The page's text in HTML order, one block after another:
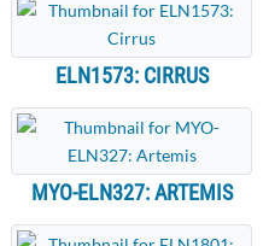
ELN1573: CIRRUS
MYO-ELN327: ARTEMIS